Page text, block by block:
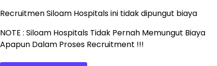
Recruitmen Siloam Hospitals ini tidak dipungut biaya
NOTE : Siloam Hospitals Tidak Pernah Memungut Biaya
Apapun Dalam Proses Recruitment !!!